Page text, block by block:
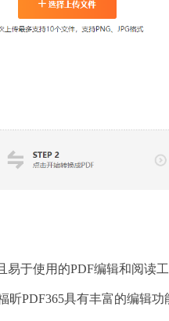
易于使用的PDF编辑和阅读
昕PDF365具有丰富的编辑